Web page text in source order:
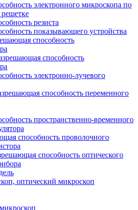
электронного микроскопа по
решетке
резиста
показывающего устройства
способность
способность
электронно-лучевого
способность переменного
пространственно-временного
способность проволочного
способность оптического
оптический микроскоп